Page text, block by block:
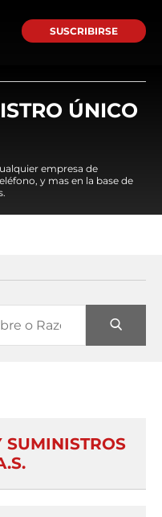
SUSCRIBIRSE
ÚNICO
empresa de
y mas en la base de